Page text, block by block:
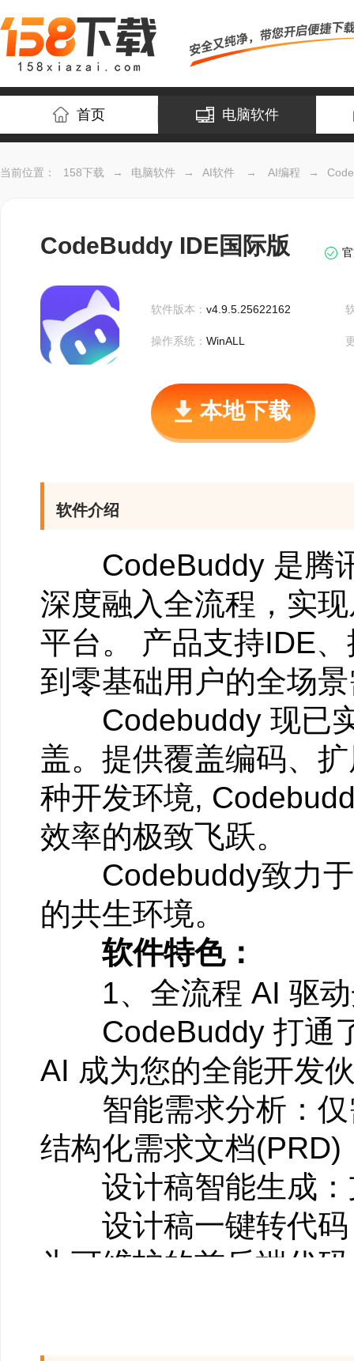
首页 电脑软件
当前位置： 158下载 → 电脑软件 → AI软件 → AI编程 →
CodeBuddy IDE国际版
软件版本： v4.9.5.25622162
操作系统： WinALL
本地下载
软件介绍
CodeBuddy 是腾讯
深度融入全流程，实
平台。 产品支持IDE
到零基础用户的全场
Codebuddy 现已实
盖。提供覆盖编码、
种开发环境,
效率的极致飞跃。
Codebuddy致力于
的共生环境。
软件特色：
1、全流程 AI 驱动
CodeBuddy 打通了
AI 成为您的全能开发
智能需求分析：仅
结构化需求文档(PRD)
设计稿智能生成：
设计稿一键转代码
为可维护的前后端代码